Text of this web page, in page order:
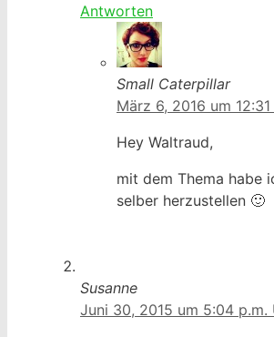
Antworten
Small Caterpillar
März 6, 2016 um
Hey Waltraud,
mit dem Thema habe
selber herzustellen 🙂
Susanne
Juni 30, 2015 um 5:04 p.m.